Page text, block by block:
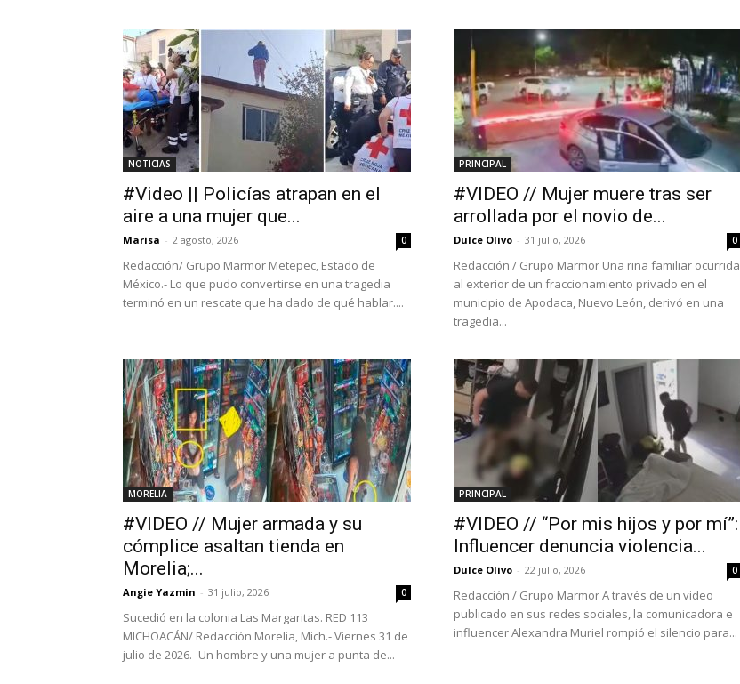
NOTICIAS
#Video || Policías atrapan en el
aire a una mujer que...
Marisa - 2 agosto, 2026 0
Redacción/ Grupo Marmor Metepec, Estado de
México.- Lo que pudo convertirse en una tragedia
terminó en un rescate que ha dado de qué hablar....
PRINCIPAL
#VIDEO // Mujer muere tras ser
arrollada por el novio de...
Dulce Olivo - 31 julio, 2026 0
Redacción / Grupo Marmor Una riña familiar ocurrida
al exterior de un fraccionamiento privado en el
municipio de Apodaca, Nuevo León, derivó en una
tragedia...
MORELIA
#VIDEO // Mujer armada y su
cómplice asaltan tienda en
Morelia;...
Angie Yazmin - 31 julio, 2026 0
Sucedió en la colonia Las Margaritas. RED 113
MICHOACÁN/ Redacción Morelia, Mich.- Viernes 31 de
julio de 2026.- Un hombre y una mujer a punta de...
PRINCIPAL
#VIDEO // “Por mis hijos y por mí”:
Influencer denuncia violencia...
Dulce Olivo - 22 julio, 2026 0
Redacción / Grupo Marmor A través de un video
publicado en sus redes sociales, la comunicadora e
influencer Alexandra Muriel rompió el silencio para...